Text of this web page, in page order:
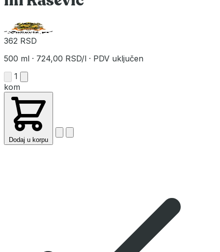
362 RSD
500 ml · 724,00 RSD/l · PDV uključen
1
kom
Dodaj u korpu